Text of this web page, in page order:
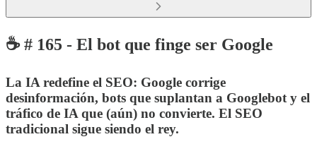
☕ # 165 - El bot que finge ser Google
La IA redefine el SEO: Google corrige
desinformación, bots que suplantan a Googlebot y el
tráfico de IA que (aún) no convierte. El SEO
tradicional sigue siendo el rey.